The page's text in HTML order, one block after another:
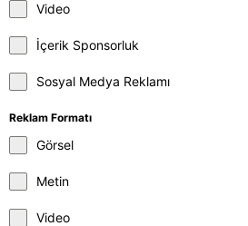
Video
İçerik Sponsorluk
Sosyal Medya Reklamı
Reklam Formatı
Görsel
Metin
Video